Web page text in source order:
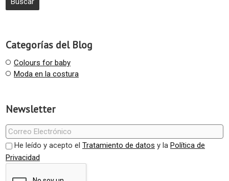
Categorías del Blog
Colours for baby
Moda en la costura
Newsletter
He leído y acepto el Tratamiento de datos y la Política de
Privacidad